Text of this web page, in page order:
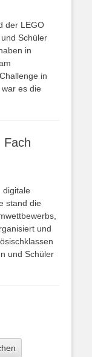
der LEGO
Schüler
in
in
es die
Fach
digitale
stand die
und
und Schüler